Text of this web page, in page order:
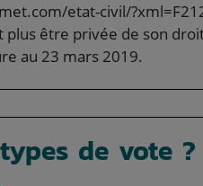
etat-civil/
être privée de son
au 23 mars 2019.
de vote ?